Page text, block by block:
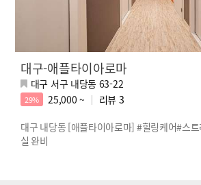
대구-애플타이아로마
대구 서구 내당동 63-22
29% 25,000 ~ 리뷰 3
대구 내당동 [애플타이아로마] #힐링케어#스
실 완비